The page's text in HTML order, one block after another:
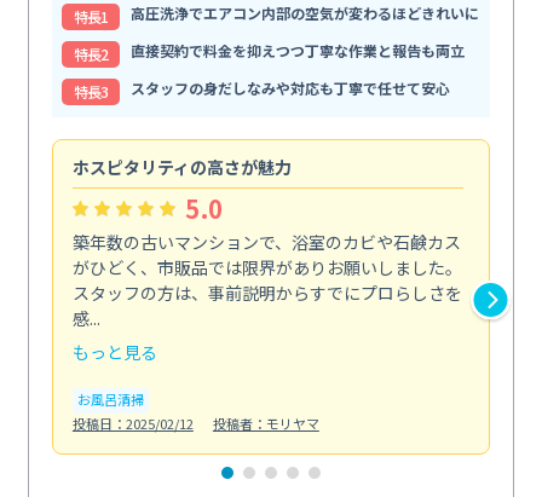
特⻑1
高圧洗浄でエアコン内部の空気が変わるほどきれいに
特⻑2
直接契約で料金を抑えつつ丁寧な作業と報告も両立
特⻑3
スタッフの身だしなみや対応も丁寧で任せて安心
ホスピタリティの高さが魅力
5.0
築年数の古いマンションで、浴室のカビや石鹸カス
がひどく、市販品では限界がありお願いしました。
スタッフの方は、事前説明からすでにプロらしさを
感...
もっと見る
お風呂清掃
投稿日：2025/02/12
投稿者：モリヤマ